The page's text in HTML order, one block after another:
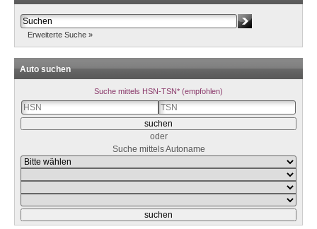
Erweiterte Suche »
Auto suchen
Suche mittels HSN-TSN* (empfohlen)
oder
Suche mittels Autoname